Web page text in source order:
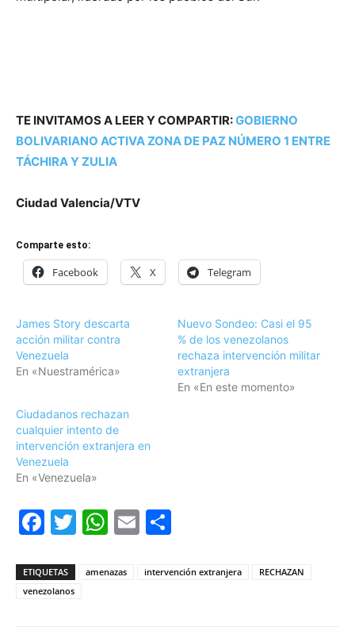
TE INVITAMOS A LEER Y COMPARTIR:GOBIERNO
BOLIVARIANO ACTIVA ZONA DE PAZ NÚMERO 1 ENTRE
TÁCHIRA Y ZULIA
Ciudad Valencia/VTV
Comparte esto:
Facebook X Telegram
James Story descarta
acción militar contra
Venezuela
En «Nuestramérica»
Nuevo Sondeo: Casi el 95
% de los venezolanos
rechaza intervención militar
extranjera
En «En este momento»
Ciudadanos rechazan
cualquier intento de
intervención extranjera en
Venezuela
En «Venezuela»
Facebook
Twitter
WhatsApp
Email
ETIQUETAS amenazas intervención extranjera
RECHAZAN
venezolanos